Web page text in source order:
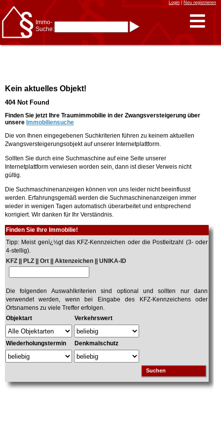
Login| Neu registrieren
Immo-
Suche:
* Suche verfeinern durch
Kombinieren
Frankfurt/Oder
am Main
Immobiliensuche
nach Kreis
nach Amtsgericht
Kein aktuelles Objekt!
404 Not Found
Finden Sie jetzt Ihre Traumimmobilie in der Zwangsversteigerung über
unsere Immobiliensuche
Die von Ihnen eingegebenen Suchkriterien führen zu keinem aktuellen
Zwangsversteigerungsobjekt auf unserer Internetplattform.
Sollten Sie durch eine Suchmaschine auf eine Seite unserer
Internetplattform verwiesen worden sein, dann ist dieser Verweis nicht
gültig.
Die Suchmaschinenanzeigen können von uns leider nicht beeinflusst
werden. Erfahrungsgemäß werden die Suchmaschinenanzeigen immer
wieder in wenigen Tagen automatisch überarbeitet und entsprechend
korrigiert. Wir danken für Ihr Verständnis.
Finden Sie Ihre Immobilie!
Tipp: Meist genï¿½gt das KFZ-Kennzeichen oder die Postleitzahl (3- oder
4-stellig).
KFZ || PLZ || Ort || Aktenzeichen || UNIKA-ID
Die folgenden Auswahlkriterien sind optional und sollten nur dann
verwendet werden, wenn bei Eingabe des KFZ-Kennzeichens oder
Ortsnamens zu viele Treffer erfolgen.
Objektart
Verkehrswert
Wiederholungstermin Denkmalschutz
Suchen